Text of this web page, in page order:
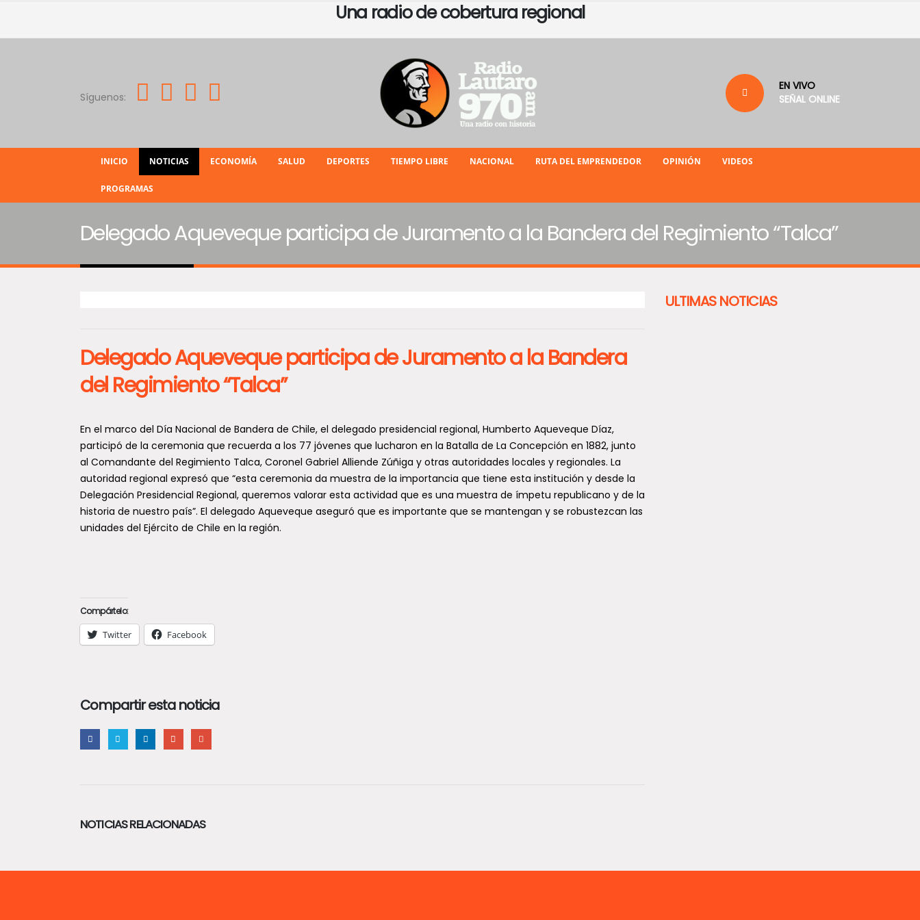
Una radio de cobertura regional
Síguenos:
EN VIVO
SEÑAL ONLINE
INICIO NOTICIAS ECONOMÍA SALUD DEPORTES TIEMPO LIBRE NACIONAL RUTA DEL EMPRENDEDOR OPINIÓN VIDEOS
PROGRAMAS
Delegado Aqueveque participa de Juramento a la Bandera del Regimiento “Talca”
Delegado Aqueveque participa de Juramento a la Bandera
del Regimiento “Talca”
En el marco del Día Nacional de Bandera de Chile, el delegado presidencial regional, Humberto Aqueveque Díaz,
participó de la ceremonia que recuerda a los 77 jóvenes que lucharon en la Batalla de La Concepción en 1882, junto
al Comandante del Regimiento Talca, Coronel Gabriel Alliende Zúñiga y otras autoridades locales y regionales. La
autoridad regional expresó que “esta ceremonia da muestra de la importancia que tiene esta institución y desde la
Delegación Presidencial Regional, queremos valorar esta actividad que es una muestra de ímpetu republicano y de la
historia de nuestro país”. El delegado Aqueveque aseguró que es importante que se mantengan y se robustezcan las
unidades del Ejército de Chile en la región.
Compártelo:
Twitter Facebook
Compartir esta noticia
NOTICIAS RELACIONADAS
ULTIMAS NOTICIAS